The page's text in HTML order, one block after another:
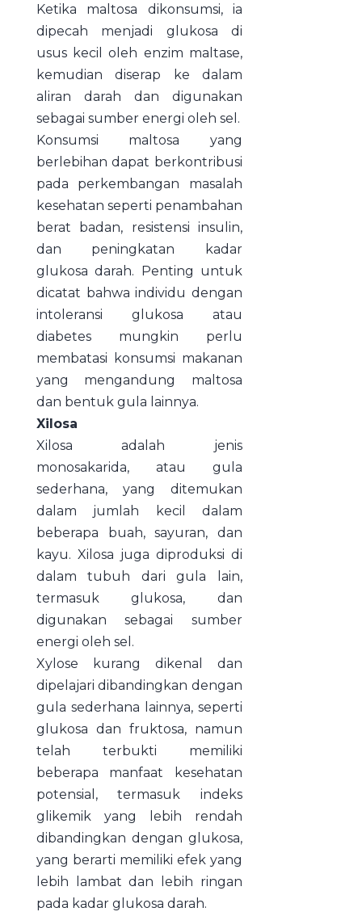
Ketika maltosa dikonsumsi, ia
dipecah menjadi glukosa di
usus kecil oleh enzim maltase,
kemudian diserap ke dalam
aliran darah dan digunakan
sebagai sumber energi oleh sel.
Konsumsi maltosa yang
berlebihan dapat berkontribusi
pada perkembangan masalah
kesehatan seperti penambahan
berat badan, resistensi insulin,
dan peningkatan kadar
glukosa darah. Penting untuk
dicatat bahwa individu dengan
intoleransi glukosa atau
diabetes mungkin perlu
membatasi konsumsi makanan
yang mengandung maltosa
dan bentuk gula lainnya.
Xilosa
Xilosa adalah jenis
monosakarida, atau gula
sederhana, yang ditemukan
dalam jumlah kecil dalam
beberapa buah, sayuran, dan
kayu. Xilosa juga diproduksi di
dalam tubuh dari gula lain,
termasuk glukosa, dan
digunakan sebagai sumber
energi oleh sel.
Xylose kurang dikenal dan
dipelajari dibandingkan dengan
gula sederhana lainnya, seperti
glukosa dan fruktosa, namun
telah terbukti memiliki
beberapa manfaat kesehatan
potensial, termasuk indeks
glikemik yang lebih rendah
dibandingkan dengan glukosa,
yang berarti memiliki efek yang
lebih lambat dan lebih ringan
pada kadar glukosa darah.